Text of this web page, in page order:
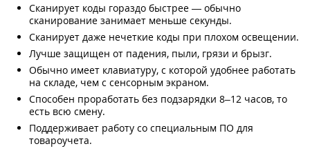
Сканирует коды гораздо быстрее — обычно
сканирование занимает меньше секунды.
Сканирует даже нечеткие коды при плохом освещении.
Лучше защищен от падения, пыли, грязи и брызг.
Обычно имеет клавиатуру, с которой удобнее работать
на складе, чем с сенсорным экраном.
Способен проработать без подзарядки 8–12 часов, то
есть всю смену.
Поддерживает работу со специальным ПО для
товароучета.